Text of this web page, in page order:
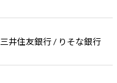
井住友銀行 / りそな銀行